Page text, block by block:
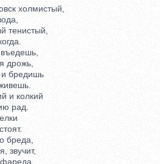
холмистый,
дрожь,
бредишь
и колкий
рад.
бреда,
звучит,